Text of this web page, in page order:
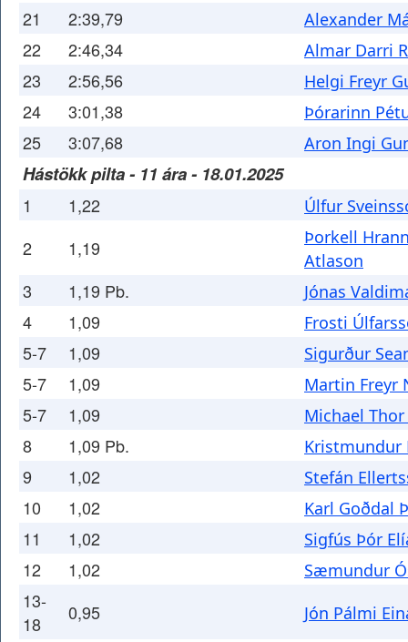
21 2:39,79 Alexander
22 2:46,34 Almar Darri
23 2:56,56 Helgi Freyr
24 3:01,38 Þórarinn
25 3:07,68 Aron Ingi
Hástökk pilta - 11 ára - 18.01.2025
1 1,22 Úlfur
2 1,19
Þorkell
Atlason
3 1,19 Pb. Jónas
4 1,09 Frosti
5-7 1,09 Sigurður
5-7 1,09 Martin Freyr
5-7 1,09 Michael
8 1,09 Pb. Kristmundur
9 1,02 Stefán
10 1,02 Karl Goðdal
11 1,02 Sigfús Þór
12 1,02 Sæmundur
13-
18
0,95 Jón Pálmi